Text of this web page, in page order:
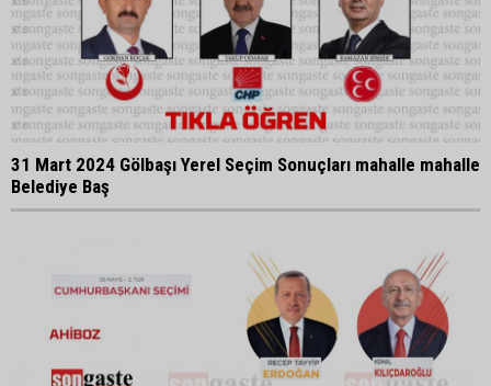
31 Mart 2024 Gölbaşı Yerel Seçim Sonuçları mahalle mahalle
Belediye Baş